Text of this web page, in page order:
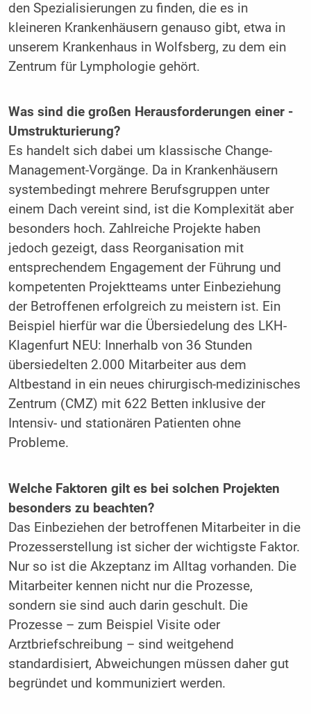
den Spezialisierungen zu finden, die es in
kleineren Krankenhäusern genauso gibt, etwa in
unserem Krankenhaus in Wolfsberg, zu dem ein
Zentrum für Lymphologie gehört.
Was sind die großen Herausforderungen einer ­
Umstrukturierung?
Es handelt sich dabei um klassische Change-
Management-Vorgänge. Da in Krankenhäusern
systembedingt mehrere Berufsgruppen unter
einem Dach vereint sind, ist die Komplexität aber
besonders hoch. Zahlreiche Projekte haben
jedoch gezeigt, dass Reorganisation mit
entsprechendem Engagement der Führung und
kompetenten Projektteams unter Einbeziehung
der Betroffenen erfolgreich zu meistern ist. Ein
Beispiel hierfür war die Übersiedelung des LKH-
Klagenfurt NEU: Innerhalb von 36 Stunden
übersiedelten 2.000 Mitarbeiter aus dem
Altbestand in ein neues chirurgisch-medizinisches
Zentrum (CMZ) mit 622 Betten inklusive der
Intensiv- und stationären Patienten ohne
Probleme.
Welche Faktoren gilt es bei solchen Projekten
besonders zu beachten?
Das Einbeziehen der betroffenen Mitarbeiter in die
Prozesserstellung ist sicher der wichtigste Faktor.
Nur so ist die Akzeptanz im Alltag vorhanden. Die
Mitarbeiter kennen nicht nur die Prozesse,
sondern sie sind auch darin geschult. Die
Prozesse – zum Beispiel Visite oder
Arztbriefschreibung – sind weitgehend
standardisiert, Abweichungen müssen daher gut
begründet und kommuniziert werden.